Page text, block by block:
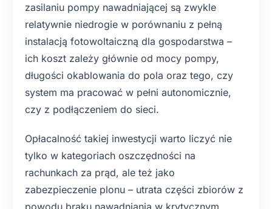
zasilaniu pompy nawadniającej są zwykle
relatywnie niedrogie w porównaniu z pełną
instalacją fotowoltaiczną dla gospodarstwa –
ich koszt zależy głównie od mocy pompy,
długości okablowania do pola oraz tego, czy
system ma pracować w pełni autonomicznie,
czy z podłączeniem do sieci.
Opłacalność takiej inwestycji warto liczyć nie
tylko w kategoriach oszczędności na
rachunkach za prąd, ale też jako
zabezpieczenie plonu – utrata części zbiorów z
powodu braku nawadniania w krytycznym